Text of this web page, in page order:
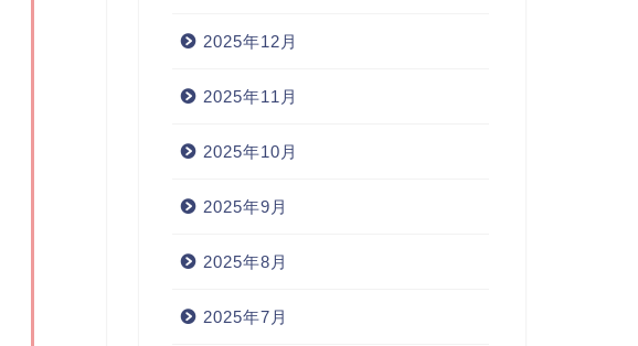
2025年12月
2025年11月
2025年10月
2025年9月
2025年8月
2025年7月